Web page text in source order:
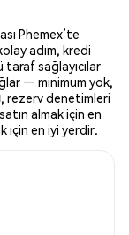
Phemex’te
adım, kredi
taraf sağlayıcılar
— minimum yok,
rezerv denetimleri
almak için en
için en iyi yerdir.